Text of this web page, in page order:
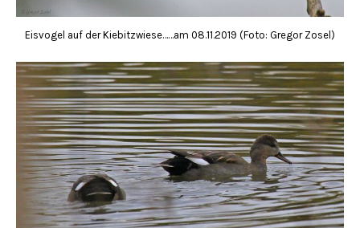
Eisvogel auf der Kiebitzwiese……am 08.11.2019 (Foto: Gregor Zosel)